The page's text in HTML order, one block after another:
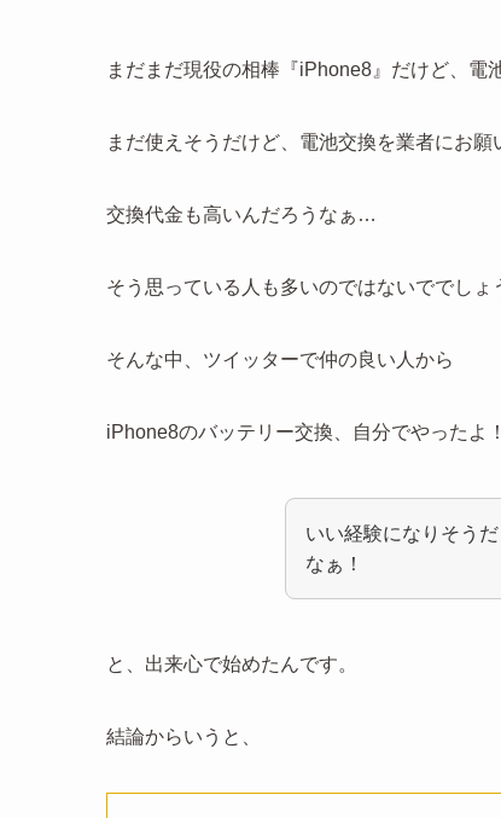
まだまだ現役の相棒『iPhone8』だけど、電
まだ使えそうだけど、電池交換を業者にお願
交換代金も高いんだろうなぁ…
そう思っている人も多いのではないででしょ
そんな中、ツイッターで仲の良い人から
iPhone8のバッテリー交換、自分でやったよ
いい経験になりそう
なぁ！
と、出来心で始めたんです。
結論からいうと、